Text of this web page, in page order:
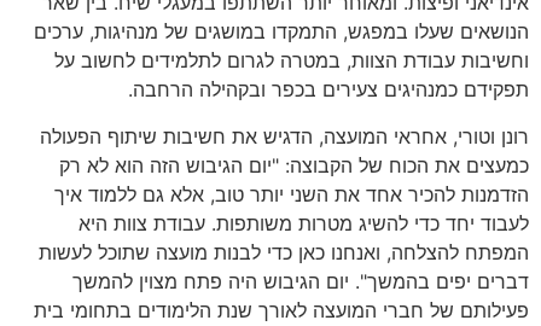
הנושאים שעלו במפגש, התמקדו במושגים של מנהיגות, ערכים
וחשיבות עבודת הצוות, במטרה לגרום לתלמידים לחשוב על
תפקידם כמנהיגים צעירים בכפר ובקהילה הרחבה.
רונן וטורי, אחראי המועצה, הדגיש את חשיבות שיתוף הפעולה
כמעצים את הכוח של הקבוצה: "יום הגיבוש הזה הוא לא רק
הזדמנות להכיר אחד את השני יותר טוב, אלא גם ללמוד איך
לעבוד יחד כדי להשיג מטרות משותפות. עבודת צוות היא
המפתח להצלחה, ואנחנו כאן כדי לבנות מועצה שתוכל לעשות
דברים יפים בהמשך". יום הגיבוש היה פתח מצוין להמשך
פעילותם של חברי המועצה לאורך שנת הלימודים בתחומי בית